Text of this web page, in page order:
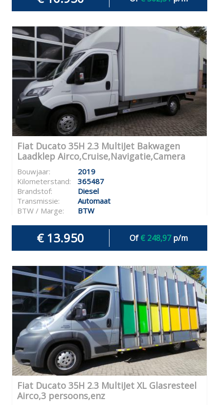
Fiat Ducato 35H 2.3 MultiJet Bakwagen
Laadklep Airco,Cruise,Navigatie,Camera
Bouwjaar:
2019
Kilometerstand:
365487
Brandstof:
Diesel
Transmissie:
Automaat
BTW / Marge:
BTW
€ 13.950 Of€ 248,97p/m
Fiat Ducato 35H 2.3 MultiJet XL Glasresteel
Airco,3 persoons,enz